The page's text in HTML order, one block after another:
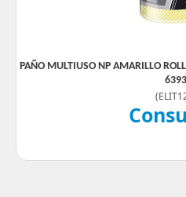
PAÑO MULTIUSO NP AMARILLO
6393
(